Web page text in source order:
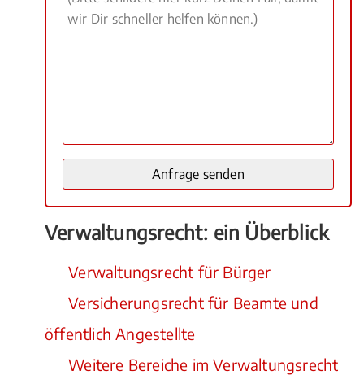
Verwaltungsrecht: ein Überblick
Verwaltungsrecht für Bürger
Versicherungsrecht für Beamte und
öffentlich Angestellte
Weitere Bereiche im Verwaltungsrecht